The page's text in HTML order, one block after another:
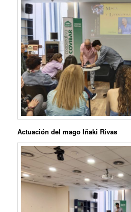
Actuación del magoIñaki Rivas